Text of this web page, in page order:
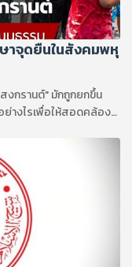
าจุดยืนในสังคมพหุ
งกรานต์" มักถูกยกขึ้น
ย่างไรเพื่อให้สอดคล้อง